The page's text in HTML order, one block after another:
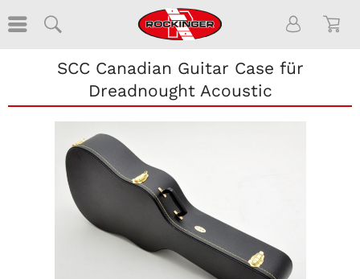
SCC Canadian Guitar Case für
Dreadnought Acoustic